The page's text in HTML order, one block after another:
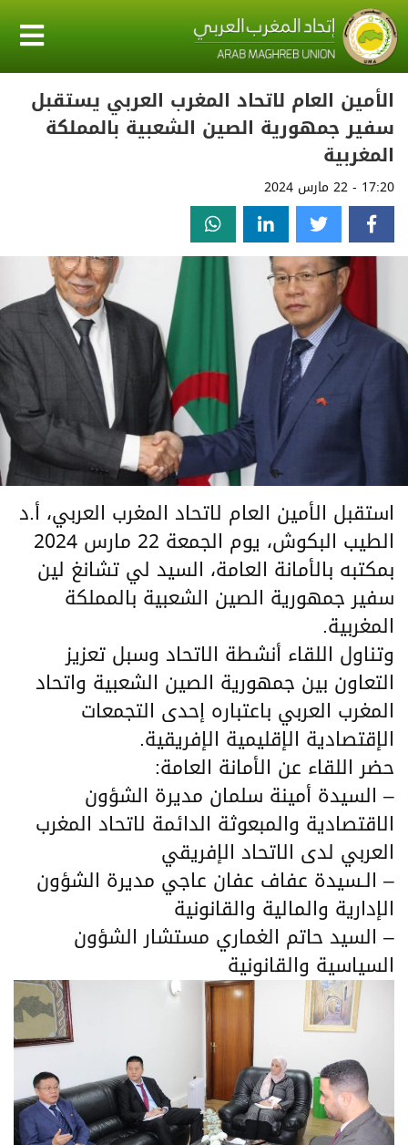
الأمين العام لاتحاد المغرب العربي يستقبل
سفير جمهورية الصين الشعبية بالمملكة
المغربية
17:20 - 22 مارس 2024
استقبل الأمين العام لاتحاد المغرب العربي، أ.د
الطيب البكوش، يوم الجمعة 22 مارس 2024
بمكتبه بالأمانة العامة، السيد لي تشانغ لين
سفير جمهورية الصين الشعبية بالمملكة
المغربية.
وتناول اللقاء أنشطة الاتحاد وسبل تعزيز
التعاون بين جمهورية الصين الشعبية واتحاد
المغرب العربي باعتباره إحدى التجمعات
الإقتصادية الإقليمية الإفريقية.
حضر اللقاء عن الأمانة العامة:
– السيدة أمينة سلمان مديرة الشؤون
الاقتصادية والمبعوثة الدائمة لاتحاد المغرب
العربي لدى الاتحاد الإفريقي
– الـسيدة عفاف عفان عاجي مديرة الشؤون
الإدارية والمالية والقانونية
– السيد حاتم الغماري مستشار الشؤون
السياسية والقانونية